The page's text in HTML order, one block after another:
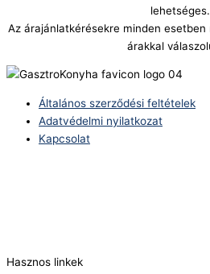
lehetséges.
Az árajánlatkérésekre minden
árakkal
Általános szerződési feltételek
Adatvédelmi nyilatkozat
Kapcsolat
Hasznos linkek